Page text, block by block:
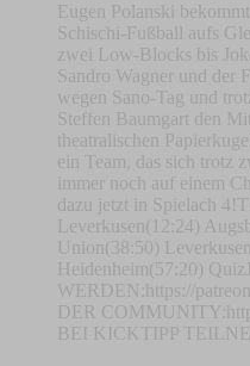
Eugen Polanski
Schischi-Fußball aufs
zwei Low-Blocks bis
Sandro Wagner und der
wegen Sano-Tag und
Steffen Baumgart den
theatralischen
ein Team, das sich trotz
immer noch auf einem
dazu jetzt in Spielach
Leverkusen(12:24)
Union(38:50)
Heidenheim(57:20)
WERDEN:⁠⁠⁠⁠⁠⁠⁠⁠⁠⁠⁠⁠⁠⁠⁠⁠⁠https://
DER
BEI KICKTIPP